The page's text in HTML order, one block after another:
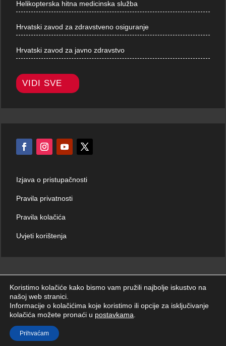
Helikopterska hitna medicinska služba
Hrvatski zavod za zdravstveno osiguranje
Hrvatski zavod za javno zdravstvo
VIDI SVE
Izjava o pristupačnosti
Pravila privatnosti
Pravila kolačića
Uvjeti korištenja
© Hrvatski zavod za hitnu medicinu 2026. | Sva prava zadržana.
Koristimo kolačiće kako bismo vam pružili najbolje iskustvo na
našoj web stranici.
Informacije o kolačićima koje koristimo ili opcije za isključivanje
kolačića možete pronaći u postavkama
Prihvaćam